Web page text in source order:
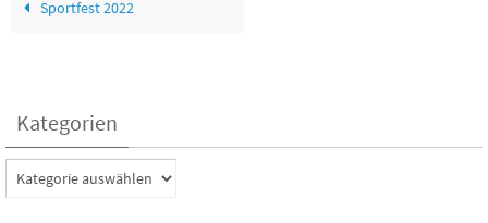
Sportfest 2022
Kategorien
Kategorien